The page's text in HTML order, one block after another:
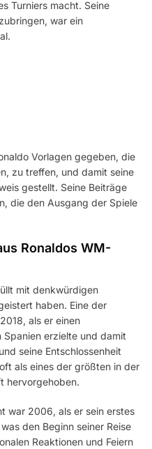
Turniers macht. Seine
war ein
Vorlagen gegeben, die
zu treffen, und damit seine
gestellt. Seine Beiträge
die den Ausgang der Spiele
Ronaldos WM-
mit denkwürdigen
haben. Eine der
als er einen
erzielte und damit
seine Entschlossenheit
als eines der größten in der
hervorgehoben.
war 2006, als er sein erstes
den Beginn seiner Reise
Reaktionen und Feiern